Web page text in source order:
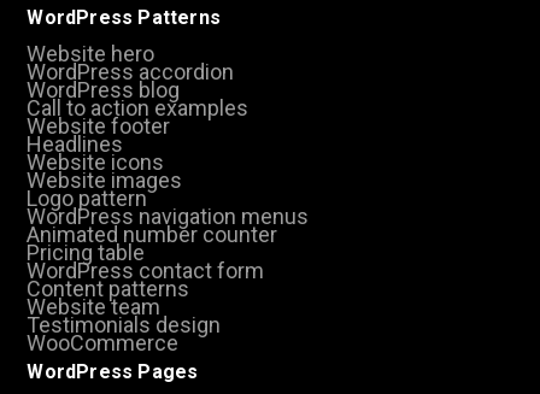
WordPress Patterns
Website hero
WordPress accordion
WordPress blog
Call to action examples
Website footer
Headlines
Website icons
Website images
Logo pattern
WordPress navigation menus
Animated number counter
Pricing table
WordPress contact form
Content patterns
Website team
Testimonials design
WooCommerce
WordPress Pages